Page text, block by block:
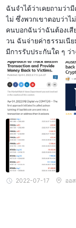
หลาย พวกเขาให้ควา
เงินฝากขั้นต่ำ $200 แ
อย่างไรก็ตาม การถูกตั้
เป็นการส่งสัญญาณถึงค
สถานะของตนเอง
คำถามที่พบบ่อย
ถาม: ฉันต้องใช้เงิน
ตอบ: เงินฝากขั้นต่ำส
ถาม: คือ Swiss
ตอบ: ใช่ นายหน้าได้รั
Exchange
อินโดนีเซียติดธงทำเค
ถาม: แพลตฟอร์มกา
ใช้?
ก: Swiss Markets ใ
ฉันจำได้ว่าเคยถามว่า
ไม่ ซึ่งพวกเขาตอบว่า
คนบอกฉันว่าฉันต้องเสี
วน ฉันจ่ายค่าธรรมเนี
มีการรับประกันใด ๆ ว่
ถูกบังคับให้ใช้ตัวเลือก
2022-07-17 ออส